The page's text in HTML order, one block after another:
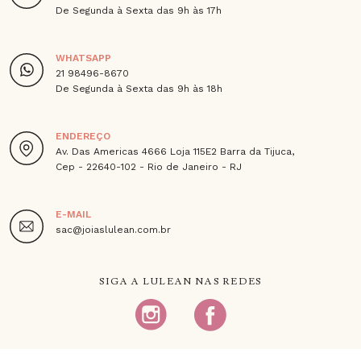
De Segunda à Sexta das 9h às 17h
WHATSAPP
21 98496-8670
De Segunda à Sexta das 9h às 18h
ENDEREÇO
Av. Das Americas 4666 Loja 115E2 Barra da Tijuca,
Cep - 22640-102 - Rio de Janeiro - RJ
E-MAIL
sac@joiaslulean.com.br
SIGA A LULEAN NAS REDES